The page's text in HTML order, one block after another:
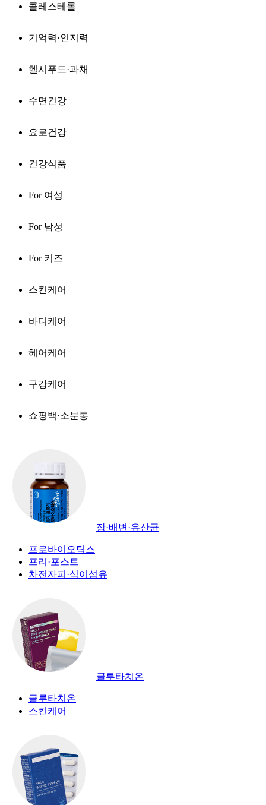
콜레스테롤
기억력·인지력
헬시푸드·과채
수면건강
요로건강
건강식품
For 여성
For 남성
For 키즈
스킨케어
바디케어
헤어케어
구강케어
쇼핑백·소분통
장·배변·유산균
프로바이오틱스
프리·포스트
차전자피·식이섬유
글루타치온
글루타치온
스킨케어